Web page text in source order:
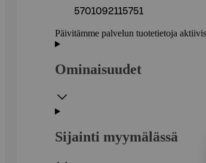
5701092115751
Päivitämme palvelun tuotetietoja
Ominaisuudet
Sijainti myymälässä